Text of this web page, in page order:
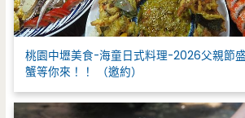
桃園中壢美食-海童日式料理-2026父親節
蟹等你來！！ （邀約）